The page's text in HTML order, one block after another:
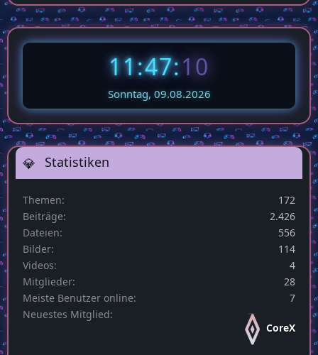
11:47:11
Sonntag, 09.08.2026
Statistiken
Themen
172
Beiträge
2.426
Dateien
556
Bilder
114
Videos
4
Mitglieder
28
Meiste Benutzer online
7
Neuestes Mitglied
CoreX